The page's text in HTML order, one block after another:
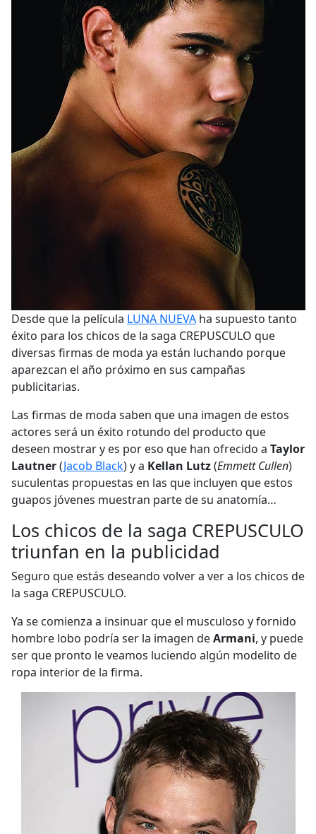
Desde que la película LUNA NUEVA ha supuesto tanto
éxito para los chicos de la saga CREPUSCULO que
diversas firmas de moda ya están luchando porque
aparezcan el año próximo en sus campañas
publicitarias.
Las firmas de moda saben que una imagen de estos
actores será un éxito rotundo del producto que
deseen mostrar y es por eso que han ofrecido a Taylor
Lautner(Jacob Black) y a Kellan Lutz(Emmett Cullen)
suculentas propuestas en las que incluyen que estos
guapos jóvenes muestran parte de su anatomía…
Los chicos de la saga CREPUSCULO
triunfan en la publicidad
Seguro que estás deseando volver a ver a los chicos de
la saga CREPUSCULO.
Ya se comienza a insinuar que el musculoso y fornido
hombre lobo podría ser la imagen deArmani, y puede
ser que pronto le veamos luciendo algún modelito de
ropa interior de la firma.